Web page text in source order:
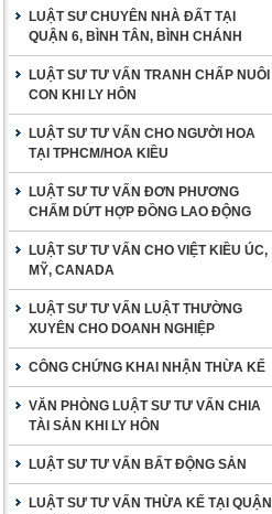
LUẬT SƯ CHUYÊN NHÀ ĐẤT TẠI
QUẬN 6, BÌNH TÂN, BÌNH CHÁNH
LUẬT SƯ TƯ VẤN TRANH CHẤP NUÔI
CON KHI LY HÔN
LUẬT SƯ TƯ VẤN CHO NGƯỜI HOA
TẠI TPHCM/HOA KIỀU
LUẬT SƯ TƯ VẤN ĐƠN PHƯƠNG
CHẤM DỨT HỢP ĐỒNG LAO ĐỘNG
LUẬT SƯ TƯ VẤN CHO VIỆT KIỀU ÚC,
MỸ, CANADA
LUẬT SƯ TƯ VẤN LUẬT THƯỜNG
XUYÊN CHO DOANH NGHIỆP
CÔNG CHỨNG KHAI NHẬN THỪA KẾ
VĂN PHÒNG LUẬT SƯ TƯ VẤN CHIA
TÀI SẢN KHI LY HÔN
LUẬT SƯ TƯ VẤN BẤT ĐỘNG SẢN
LUẬT SƯ TƯ VẤN THỪA KẾ TẠI QUẬN